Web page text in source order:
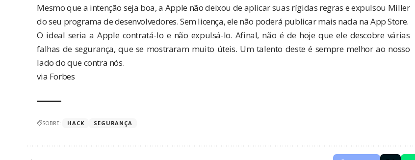
Mesmo que a intenção seja boa, a Apple não deixou de aplicar suas rígidas regras e expulsou Miller
do seu programa de desenvolvedores. Sem licença, ele não poderá publicar mais nada na App Store.
O ideal seria a Apple contratá-lo e não expulsá-lo. Afinal, não é de hoje que ele descobre várias
falhas de segurança, que se mostraram muito úteis. Um talento deste é sempre melhor ao nosso
lado do que contra nós.
via Forbes
SOBRE: HACK SEGURANÇA